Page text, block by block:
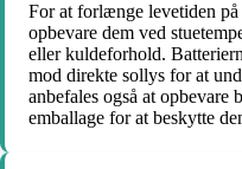
For at forlænge levetiden på
opbevare dem ved
eller kuldeforhold.
mod direkte sollys for at
anbefales også at opbevare
emballage for at beskytte